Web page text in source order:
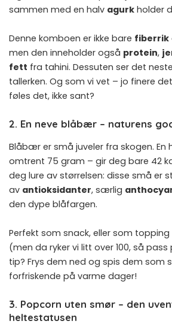
sammen med en halv agurk holder
Denne komboen er ikke bare fiberrik
men den inneholder også protein,
fett fra tahini. Dessuten ser det
tallerken. Og som vi vet – jo finere
føles det, ikke sant?
2. En neve blåbær – naturens
Blåbær er små juveler fra skogen. En
omtrent 75 gram – gir deg bare 42
deg lure av størrelsen: disse små er
av antioksidanter, særlig
den dype blåfargen.
Perfekt som snack, eller som
(men da ryker vi litt over 100, så
tip? Frys dem ned og spis dem som
forfriskende på varme dager!
3. Popcorn uten smør – den
heltestatusen